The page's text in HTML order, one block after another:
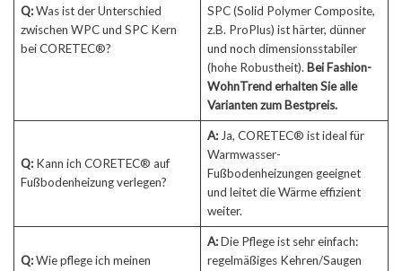
Q:Was ist der Unterschied
zwischen WPC und SPC Kern
bei CORETEC®?
SPC (Solid Polymer Composite,
z.B. ProPlus) ist härter, dünner
und noch dimensionsstabiler
(hohe Robustheit). Bei Fashion-
WohnTrend erhalten Sie alle
Varianten zum Bestpreis.
Q:Kann ich CORETEC® auf
Fußbodenheizung verlegen?
A:Ja, CORETEC® ist ideal für
Warmwasser-
Fußbodenheizungen geeignet
und leitet die Wärme effizient
weiter.
Q:Wie pflege ich meinen
A:Die Pflege ist sehr einfach:
regelmäßiges Kehren/Saugen